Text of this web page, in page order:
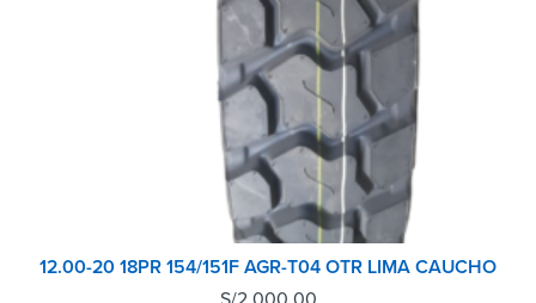
12.00-20 18PR 154/151F AGR-T04 OTR LIMA CAUCHO